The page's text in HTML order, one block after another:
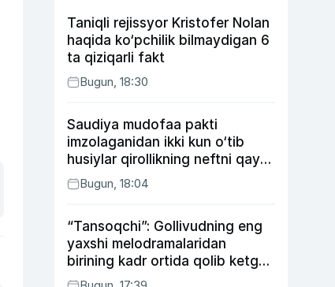
Taniqli rejissyor Kristofer Nolan
haqida ko‘pchilik bilmaydigan 6
ta qiziqarli fakt
Bugun, 18:30
Saudiya mudofaa pakti
imzolaganidan ikki kun o‘tib
husiylar qirollikning neftni qayta
ishlash zavodiga hujum qildi
Bugun, 18:04
“Tansoqchi”: Gollivudning eng
yaxshi melodramalaridan
birining kadr ortida qolib ketgan
voqealari